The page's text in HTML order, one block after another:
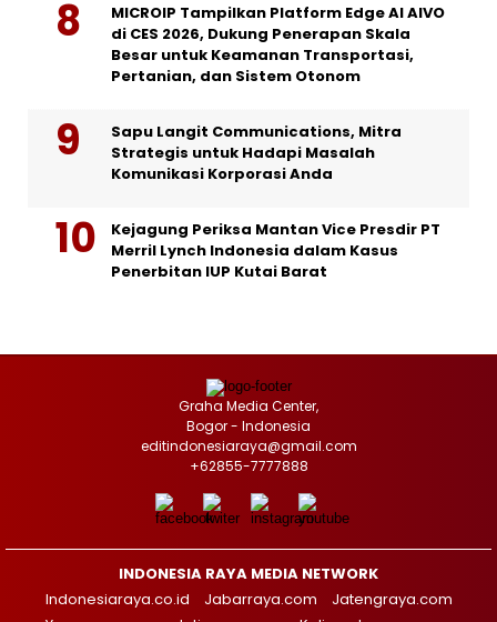
MICROIP Tampilkan Platform Edge AI AIVO
di CES 2026, Dukung Penerapan Skala
Besar untuk Keamanan Transportasi,
Pertanian, dan Sistem Otonom
Sapu Langit Communications, Mitra
Strategis untuk Hadapi Masalah
Komunikasi Korporasi Anda
Kejagung Periksa Mantan Vice Presdir PT
Merril Lynch Indonesia dalam Kasus
Penerbitan IUP Kutai Barat
Graha Media Center,
Bogor - Indonesia
editindonesiaraya@gmail.com
+62855-7777888
INDONESIA RAYA MEDIA NETWORK
Indonesiaraya.co.id
Jabarraya.com
Jatengraya.com